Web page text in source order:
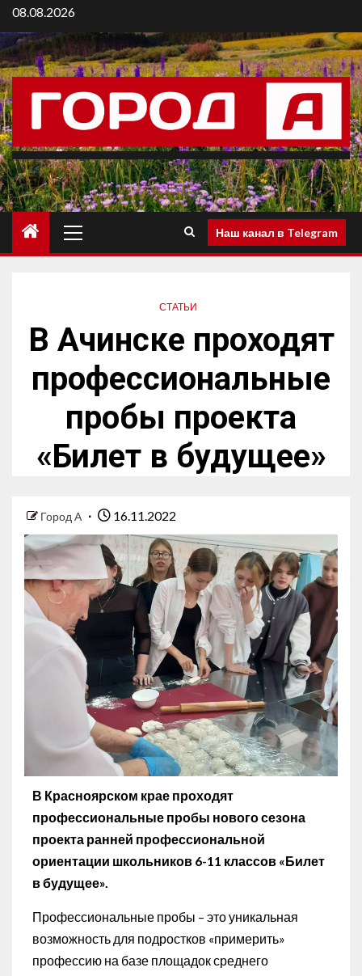
08.08.2026
Наш канал в Telegram
СТАТЬИ
В Ачинске проходят
профессиональные
пробы проекта
«Билет в будущее»
Город А 16.11.2022
В Красноярском крае проходят
профессиональные пробы нового сезона
проекта ранней профессиональной
ориентации школьников 6-11 классов «Билет
в будущее».
Профессиональные пробы – это уникальная
возможность для подростков «примерить»
профессию на базе площадок среднего